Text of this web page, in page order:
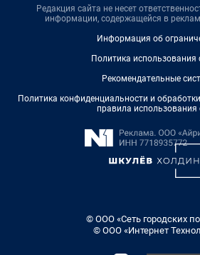
Редакция сайта не несет
информации, содержащейся в
Информация об
Политика использования
Рекомендательные
Политика конфиденциальности и
правила использования
© ООО «Сеть городских
© ООО «Интернет